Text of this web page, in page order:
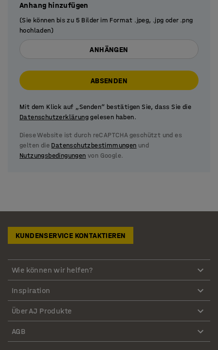
Anhang hinzufügen
(Sie können bis zu 5 Bilder im Format .jpeg, .jpg oder .png
hochladen)
ANHÄNGEN
ABSENDEN
Mit dem Klick auf „Senden“ bestätigen Sie, dass Sie die
Datenschutzerklärunggelesen haben.
Diese Website ist durch reCAPTCHA geschützt und es
gelten die Datenschutzbestimmungen und
Nutzungsbedingungen von Google.
KUNDENSERVICE KONTAKTIEREN
Wie können wir helfen?
Inspiration
Über AJ Produkte
AGB